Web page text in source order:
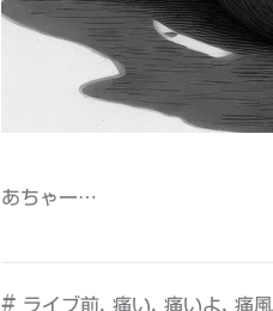
あちゃー…
# ライブ前 痛い 痛いよ 痛風